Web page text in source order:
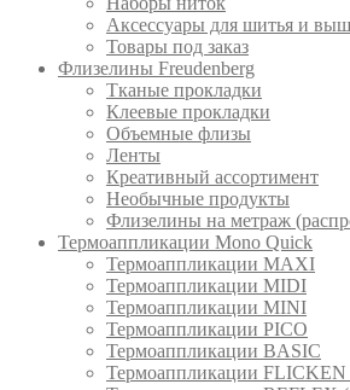
Аксессуары для шитья и
Товары под заказ
Флизелины Freudenberg
Тканые прокладки
Клеевые прокладки
Объемные флизы
Ленты
Креативный ассортимент
Необычные продукты
Флизелины на метраж
Термоаппликации Mono Quick
Термоаппликации MAXI
Термоаппликации MIDI
Термоаппликации MINI
Термоаппликации PICO
Термоаппликации BASIC
Термоаппликации FLICKEN